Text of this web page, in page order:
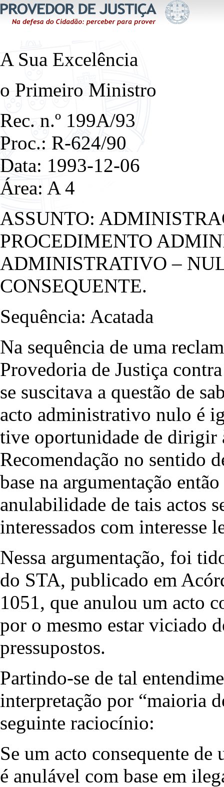
A Sua Excelência
o Primeiro Ministro
Rec. n.º 199A/93
Proc.: R-624/90
Data: 1993-12-06
Área: A 4
ASSUNTO:
PROCEDIMENTO
ADMINISTRATIVO –
CONSEQUENTE.
Sequência: Acatada
Na sequência de uma
Provedoria de Justiça
se suscitava a questão de
acto administrativo nulo é
tive oportunidade de dirigir
Recomendação no sentido
base na argumentação
anulabilidade de tais actos
interessados com interesse
Nessa argumentação, foi
do STA, publicado em
1051, que anulou um acto
por o mesmo estar viciado
pressupostos.
Partindo-se de tal
interpretação por “maioria
seguinte raciocínio:
Se um acto consequente
é anulável com base em